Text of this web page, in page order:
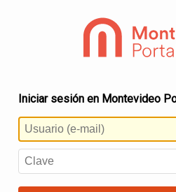
Iniciar sesión en Montevideo